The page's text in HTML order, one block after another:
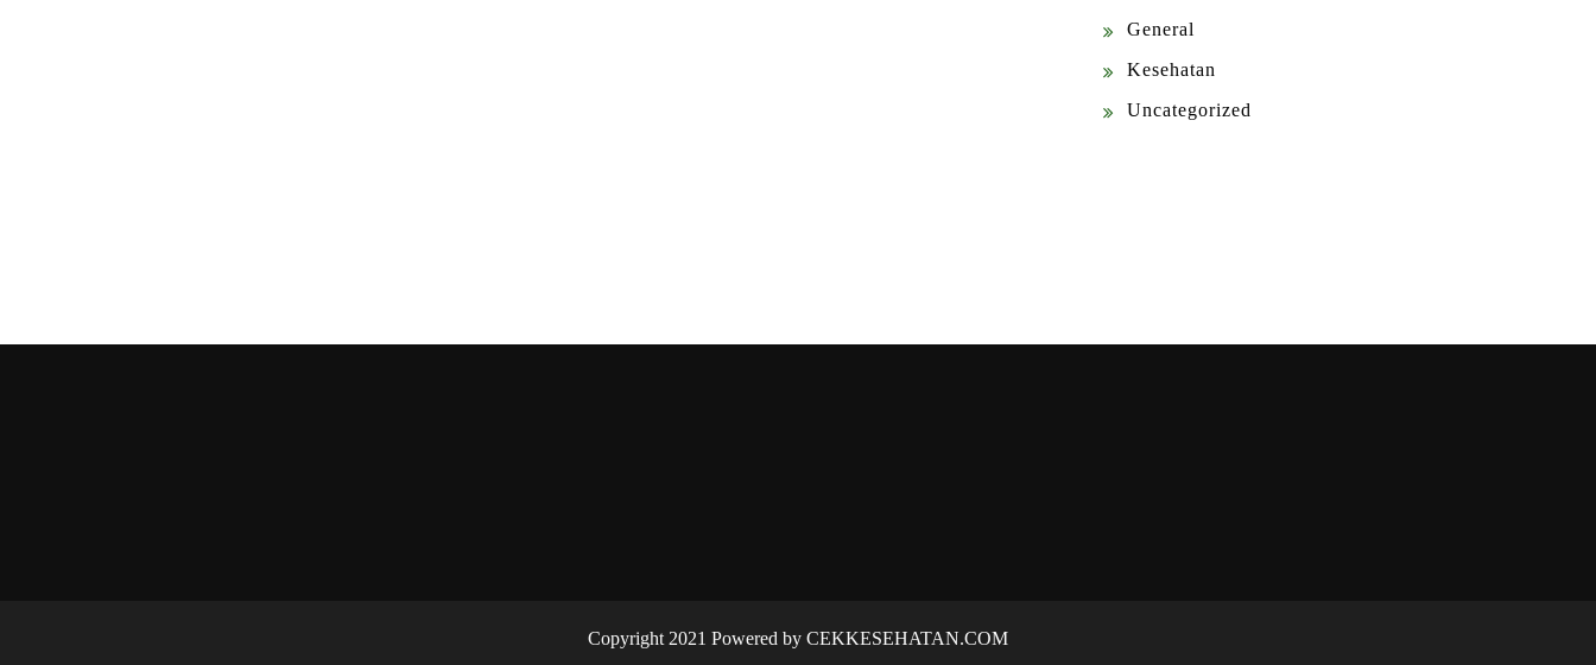
General
Kesehatan
Uncategorized
Copyright 2021 Powered by CEKKESEHATAN.COM